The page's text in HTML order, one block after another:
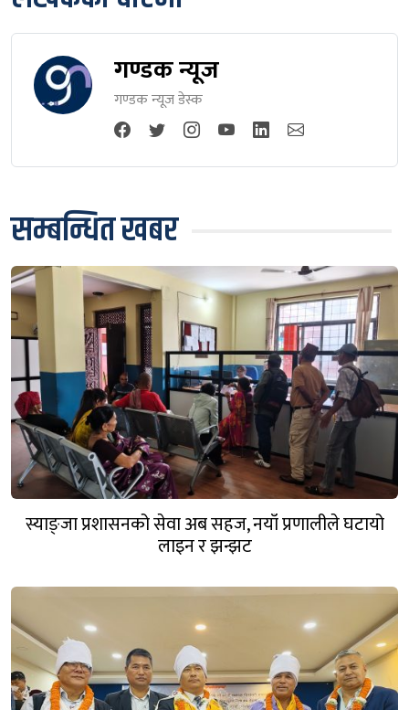
गण्डक न्यूज
गण्डक न्यूज डेस्क
सम्बन्धित खबर
स्याङ्जा प्रशासनको सेवा अब सहज, नयाँ प्रणालीले घटायो
लाइन र झन्झट